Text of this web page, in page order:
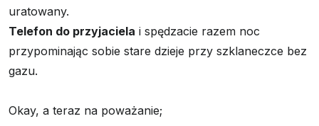
uratowany.
Telefon do przyjaciela i spędzacie razem noc
przypominając sobie stare dzieje przy szklaneczce bez
gazu.
Okay, a teraz na poważanie;